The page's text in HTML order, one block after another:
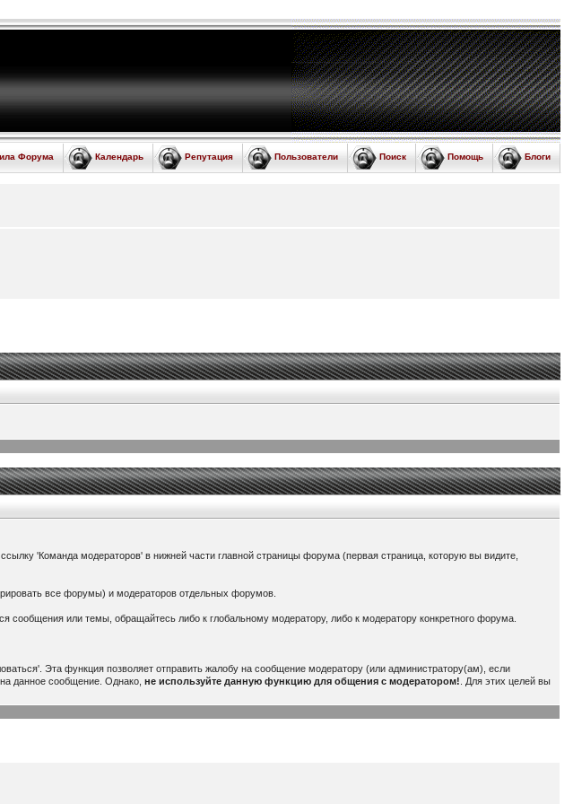
Блоги
Помощь
Поиск
Пользователи
Репутация
Календарь
Форума
'Команда модераторов' в нижней части главной страницы форума (первая страница, которую вы видите,
все форумы) и модераторов отдельных форумов.
сообщения или темы, обращайтесь либо к глобальному модератору, либо к модератору конкретного форума.
Эта функция позволяет отправить жалобу на сообщение модератору (или администратору(ам), если
данное сообщение. Однако,не используйте данную функцию для общения с модератором!
. Для этих целей вы